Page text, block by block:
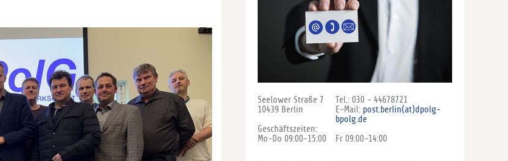
Seelower Straße 7
10439 Berlin
Geschäftszeiten:
Mo-Do 09:00-15:00
Tel.: 030 - 44678721
E-Mail: post.berlin(at)dpolg-
bpolg.de
Fr 09:00-14:00